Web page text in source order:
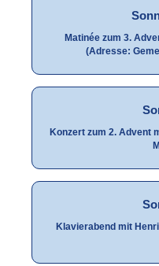
Matinée zum 3.
(Adresse:
Konzert zum 2. Advent
Klavierabend mit